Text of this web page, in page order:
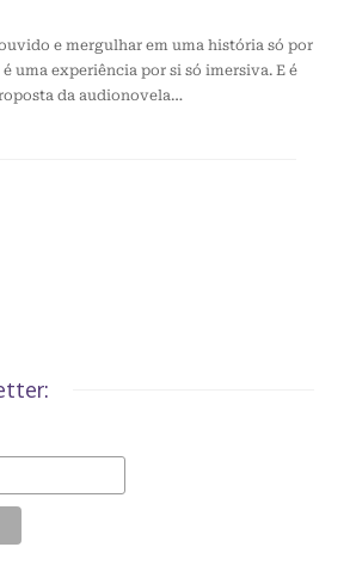
e mergulhar em uma história só por
uma experiência por si só imersiva. E é
da audionovela…